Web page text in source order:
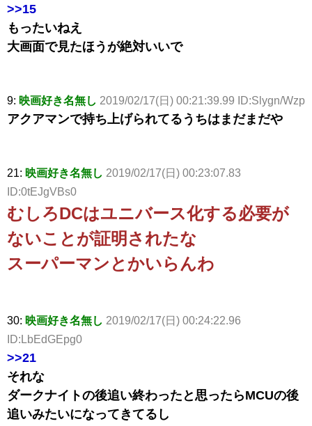
>>15
もったいねえ
大画面で見たほうが絶対いいで
9: 映画好き名無し 2019/02/17(日) 00:21:39.99 ID:Slygn/Wzp
アクアマンで持ち上げられてるうちはまだまだや
21: 映画好き名無し 2019/02/17(日) 00:23:07.83
ID:0tEJgVBs0
むしろDCはユニバース化する必要が
ないことが証明されたな
スーパーマンとかいらんわ
30: 映画好き名無し 2019/02/17(日) 00:24:22.96
ID:LbEdGEpg0
>>21
それな
ダークナイトの後追い終わったと思ったらMCUの後
追いみたいになってきてるし